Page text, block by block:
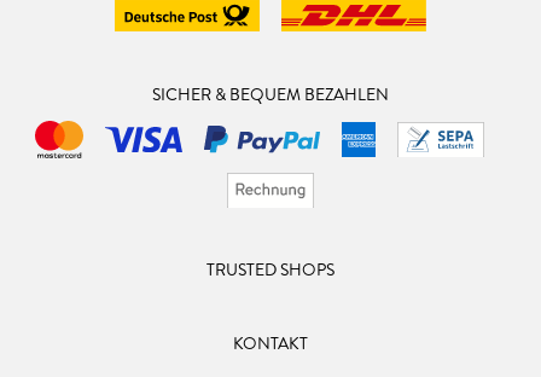
SICHER & BEQUEM BEZAHLEN
TRUSTED SHOPS
KONTAKT